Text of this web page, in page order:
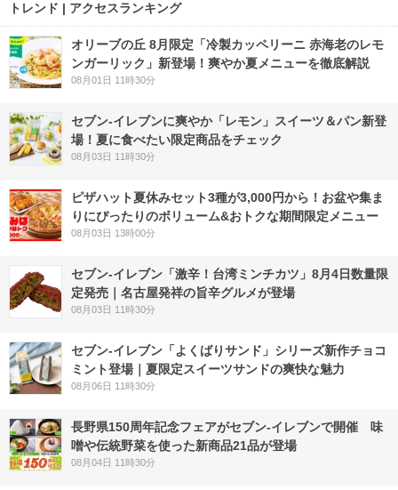
トレンド | アクセスランキング
オリーブの丘 8月限定「冷製カッペリーニ 赤海老のレモ
ンガーリック」新登場！爽やか夏メニューを徹底解説
08月01日 11時30分
セブン‐イレブンに爽やか「レモン」スイーツ＆パン新登
場！夏に食べたい限定商品をチェック
08月03日 11時30分
ピザハット夏休みセット3種が3,000円から！お盆や集ま
りにぴったりのボリューム&おトクな期間限定メニュー
08月03日 13時00分
セブン-イレブン「激辛！台湾ミンチカツ」8月4日数量限
定発売｜名古屋発祥の旨辛グルメが登場
08月03日 11時30分
セブン‐イレブン「よくばりサンド」シリーズ新作チョコ
ミント登場｜夏限定スイーツサンドの爽快な魅力
08月06日 11時30分
長野県150周年記念フェアがセブン-イレブンで開催 味
噌や伝統野菜を使った新商品21品が登場
08月04日 11時30分